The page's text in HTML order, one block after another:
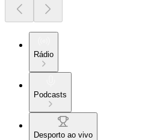
Rádio
Podcasts
Desporto ao vivo